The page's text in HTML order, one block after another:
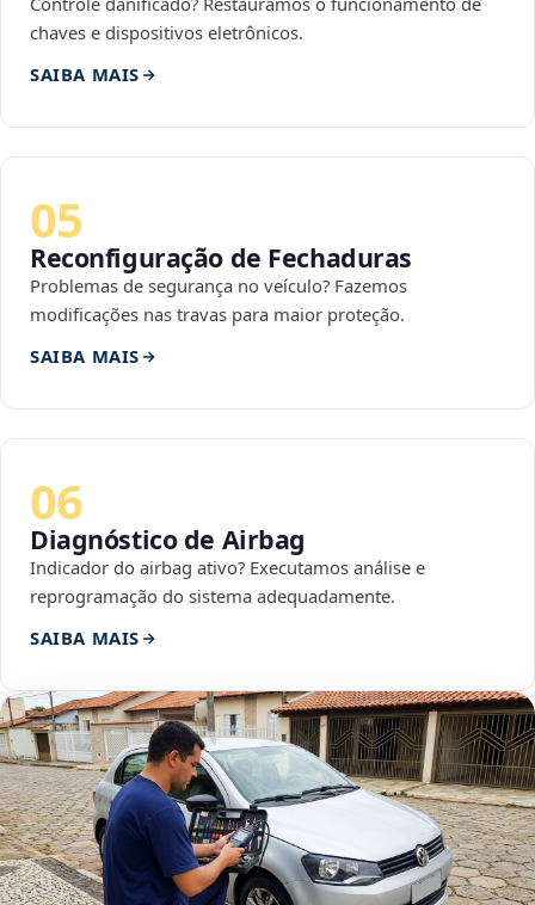
chaves e dispositivos eletrônicos.
SAIBA MAIS
05
Reconfiguração de Fechaduras
Problemas de segurança no veículo? Fazemos
modificações nas travas para maior proteção.
SAIBA MAIS
06
Diagnóstico de Airbag
Indicador do airbag ativo? Executamos análise e
reprogramação do sistema adequadamente.
SAIBA MAIS